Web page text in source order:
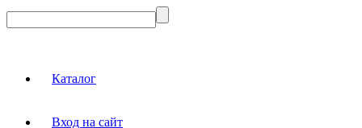
Каталог
Вход на сайт